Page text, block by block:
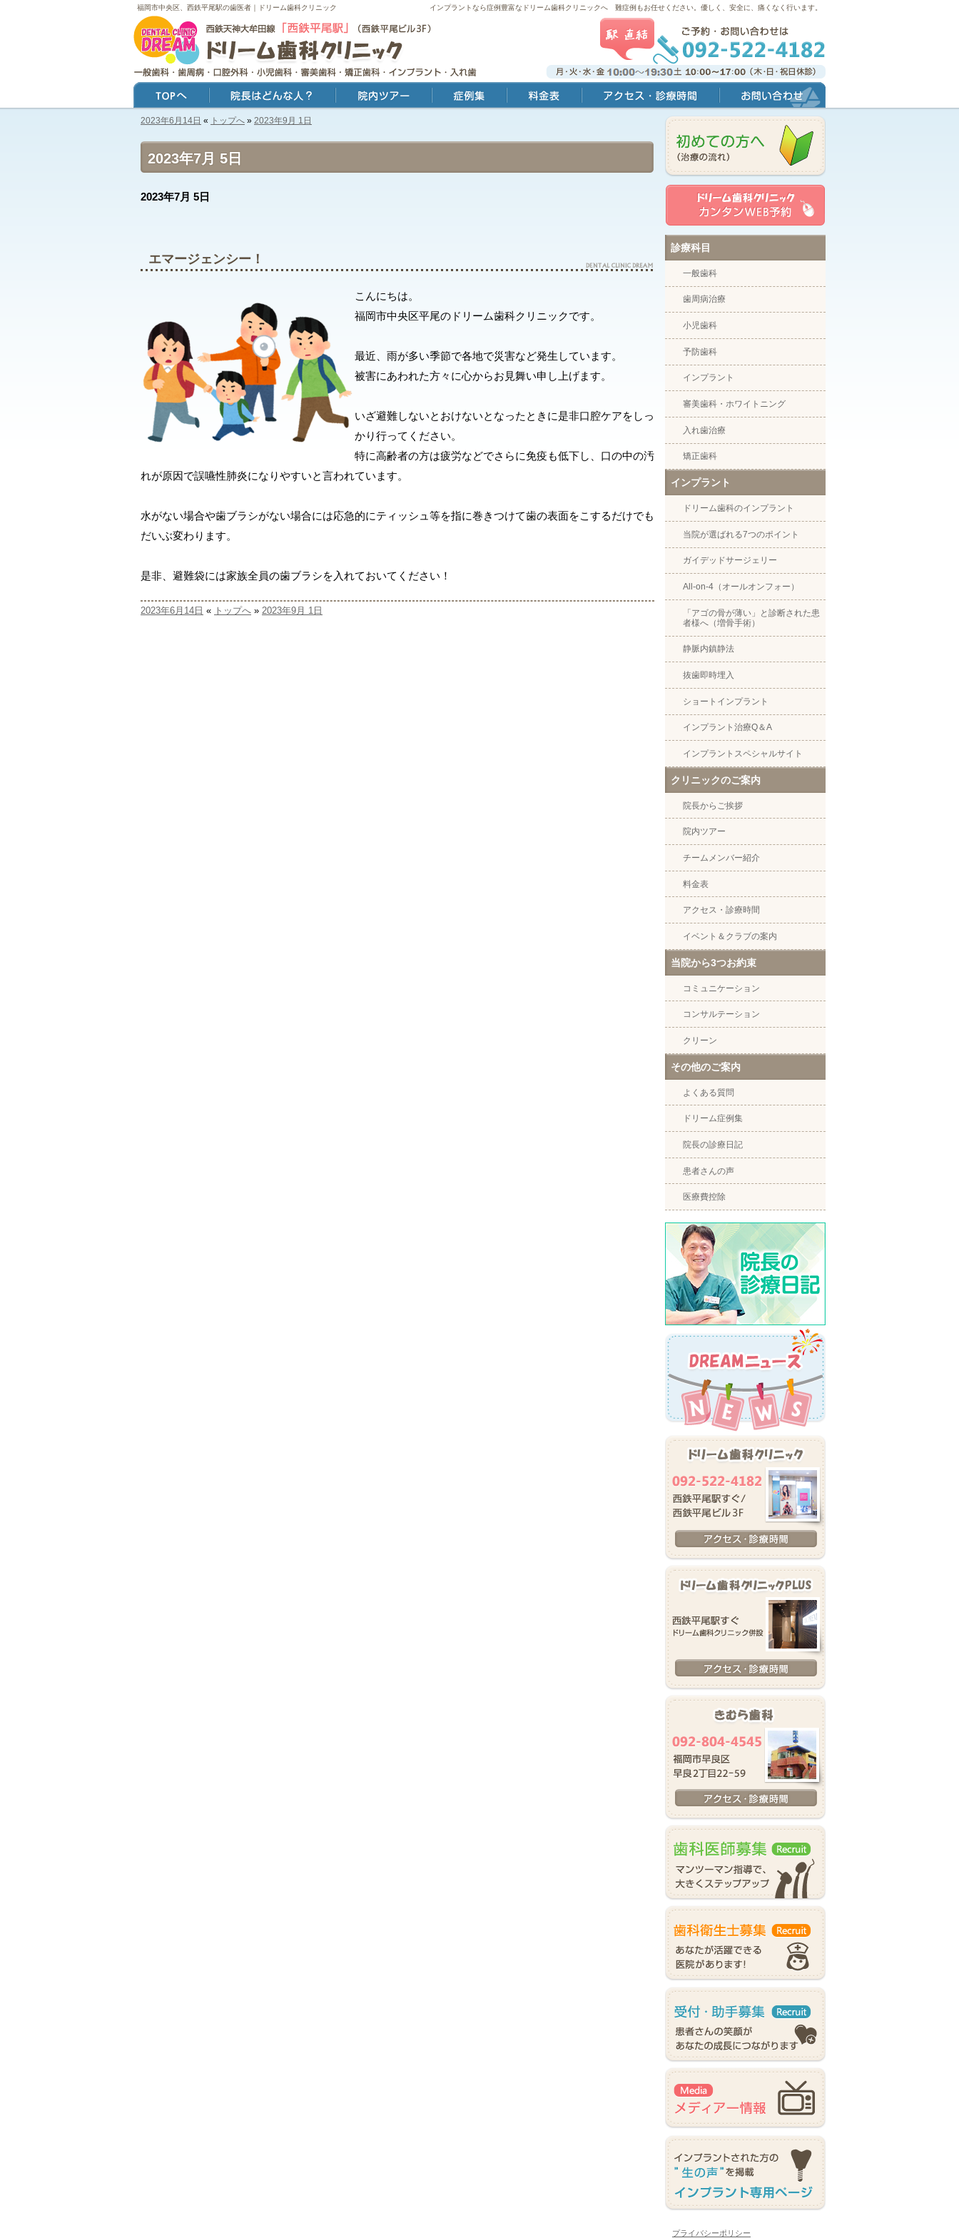
2023年7月 5日
インプラントなら症例豊富なドリーム歯科クリニックへ 難症例もお任せください。優しく、安全に、痛くなく行います。
福岡市中央区、西鉄平尾駅の歯医者｜ドリーム歯科クリニック
2023年6月14日 « トップへ » 2023年9月 1日
2023年7月 5日
エマージェンシー！
こんにちは。
福岡市中央区平尾のドリーム歯科クリニックです。
最近、雨が多い季節で各地で災害など発生しています。
被害にあわれた方々に心からお見舞い申し上げます。
いざ避難しないとおけないとなったときに是非口腔ケアをしっ
かり行ってください。
特に高齢者の方は疲労などでさらに免疫も低下し、口の中の汚
れが原因で誤嚥性肺炎になりやすいと言われています。
水がない場合や歯ブラシがない場合には応急的にティッシュ等を指に巻きつけて歯の表面をこするだけでも
だいぶ変わります。
是非、避難袋には家族全員の歯ブラシを入れておいてください！
2023年6月14日 « トップへ » 2023年9月 1日
診療科目
一般歯科
歯周病治療
小児歯科
予防歯科
インプラント
審美歯科・ホワイトニング
入れ歯治療
矯正歯科
インプラント
ドリーム歯科のインプラント
当院が選ばれる7つのポイント
ガイデッドサージェリー
All-on-4（オールオンフォー）
「アゴの骨が薄い」と診断された患
者様へ（増骨手術）
静脈内鎮静法
抜歯即時埋入
ショートインプラント
インプラント治療Q＆A
インプラントスペシャルサイト
クリニックのご案内
院長からご挨拶
院内ツアー
チームメンバー紹介
料金表
アクセス・診療時間
イベント＆クラブの案内
当院から3つお約束
コミュニケーション
コンサルテーション
クリーン
その他のご案内
よくある質問
ドリーム症例集
院長の診療日記
患者さんの声
医療費控除
プライバシーポリシー
トップ 院長はどんな人？ お問い合わせ